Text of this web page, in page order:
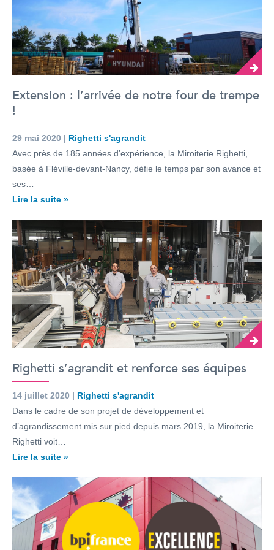
Extension : l’arrivée de notre four de trempe
!
29 mai 2020 | Righetti s'agrandit
Avec près de 185 années d’expérience, la Miroiterie Righetti,
basée à Fléville-devant-Nancy, défie le temps par son avance et
ses…
Lire la suite »
Righetti s’agrandit et renforce ses équipes
14 juillet 2020 | Righetti s'agrandit
Dans le cadre de son projet de développement et
d’agrandissement mis sur pied depuis mars 2019, la Miroiterie
Righetti voit…
Lire la suite »